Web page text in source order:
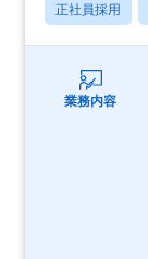
正社員採用
業務内容